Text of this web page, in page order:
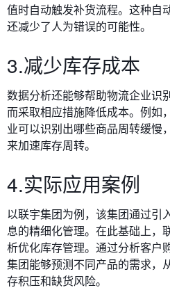
值时自动触发补货流程。这种自
还减少了人为错误的可能性。
3.减少库存成本
数据分析还能够帮助物流企业识
而采取相应措施降低成本。例如
业可以识别出哪些商品周转缓慢
来加速库存周转。
4.实际应用案例
以联宇集团为例，该集团通过引
息的精细化管理。在此基础上，
析优化库存管理。通过分析客户
集团能够预测不同产品的需求，
存积压和缺货风险。